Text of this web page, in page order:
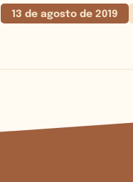
13 de agosto de 2019